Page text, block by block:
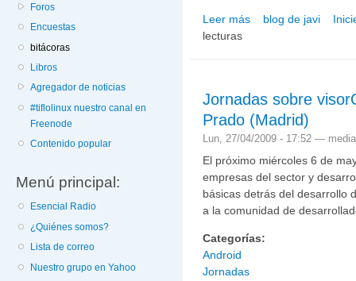
Foros
Encuestas
bitácoras
Libros
Agregador de noticias
#tiflolinux nuestro canal en
Freenode
Contenido popular
Menú principal:
Esencial Radio
¿Quiénes somos?
Lista de correo
Nuestro grupo en Yahoo
Leer más sobre Entrevista con
blog de javi
lecturas
Jornadas sobre
Prado (Madrid)
Lun, 27/04/2009 - 17:52 —
El próximo miércoles 6 de
empresas del sector y
básicas detrás del desarrollo
a la comunidad de
Categorías:
Android
Jornadas